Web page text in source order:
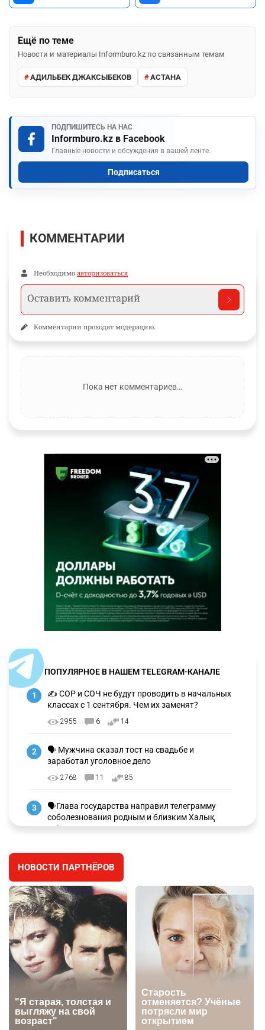
Ещё по теме
Новости и материалы Informburo.kz по связанным темам
АДИЛЬБЕК ДЖАКСЫБЕКОВ АСТАНА
ПОДПИШИТЕСЬ НА НАС
Informburo.kz в Facebook
Главные новости и обсуждения в вашей ленте.
Подписаться
КОММЕНТАРИИ
Необходимо авторизоваться
Комментарии проходят модерацию.
Пока нет комментариев…
ПОПУЛЯРНОЕ В НАШЕМ TELEGRAM-КАНАЛЕ
1
✍️ СОР и СОЧ не будут проводить в начальных
классах с 1 сентября. Чем их заменят?
2955 6 14
2
🗣 Мужчина сказал тост на свадьбе и
заработал уголовное дело
2768 11 85
3
🗣Глава государства направил телеграмму
соболезнования родным и близким Халық
қаһарманы Ивана Гапича
🇫🇷 Клуб ПСЖ объявил об открытии своей
футбольной академии в Астане
2633 2 39
5
🇺🇸🇯🇵 США и Япония провели совместную
интервенцию для спасения иены
2690 1 16
2722 6
НОВОСТИ ПАРТНЁРОВ